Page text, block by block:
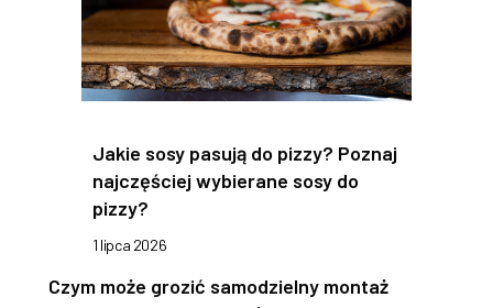
Jakie sosy pasują do pizzy? Poznaj
najczęściej wybierane sosy do
pizzy?
1 lipca 2026
Czym może grozić samodzielny montaż